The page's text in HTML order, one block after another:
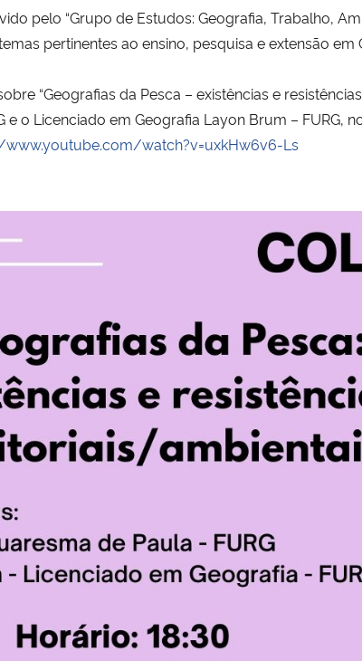
pelo “Grupo de Estudos: Geografia, Trabalho,
pertinentes ao ensino, pesquisa e extensão em
“Geografias da Pesca – existências e
e o Licenciado em Geografia Layon Brum – FURG,
watch?v=uxkHw6v6-Ls